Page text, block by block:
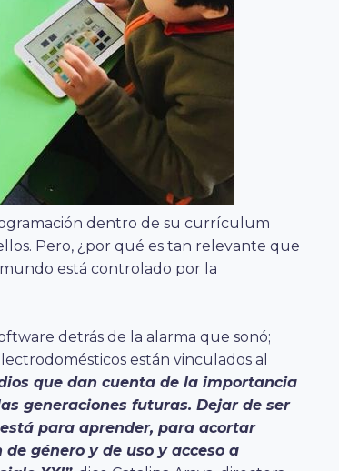
dentro de su currículum
Pero, ¿por qué es tan relevante que
está controlado por la
detrás de la alarma que sonó;
están vinculados al
que dan cuenta de la importancia
generaciones futuras. Dejar de ser
para aprender, para acortar
género y de uso y acceso a